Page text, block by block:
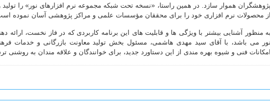
پژوهشگران هموار سازد. در همین راستا، «نسخه تحت شبکه مجموعه نرم افزارهای نور» را
از محصولات نرم افزاری خود را برای محققان مؤسسات علمی و مراکز پژوهشی آسان نموده
به منظور آشنایی بیشتر با ویژگی ها و قابلیت های این برنامه کاربردی که در فاز نخست، ارائه
نور می باشد، با آقای سید مهدی هاشمی، مسئول بخش تولید معاونت بازرگانی و خدمات
امکانات فنی و شیوه بهره مندی از این دستاورد جدید، برای خوانندگان و علاقه مندان به روشنی